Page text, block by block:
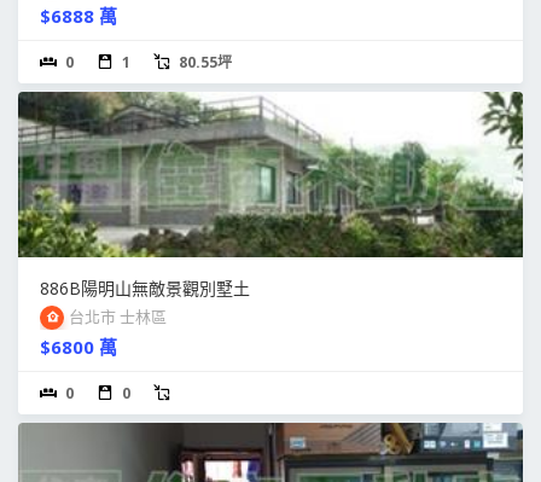
$6888 萬
0 1 80.55坪
886B陽明山無敵景觀別墅土
台北市 士林區
$6800 萬
0 0